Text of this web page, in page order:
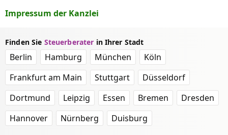
Impressum der Kanzlei
Finden Sie Steuerberater in Ihrer Stadt
Berlin Hamburg München
Köln
Frankfurt am Main
Stuttgart
Düsseldorf
Dortmund
Leipzig Essen Bremen
Dresden
Hannover
Nürnberg Duisburg